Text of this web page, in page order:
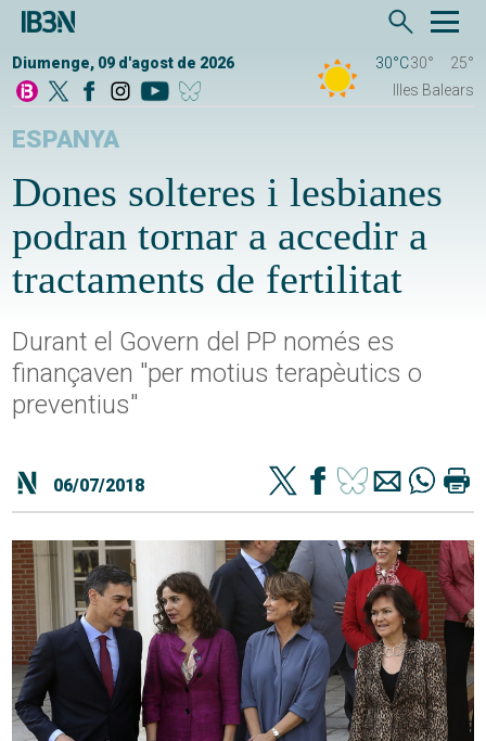
Diumenge, 09 d'agost de 2026 30°C30°
25°
Illes Balears
ESPANYA
Dones solteres i lesbianes
podran tornar a accedir a
tractaments de fertilitat
Durant el Govern del PP només es
finançaven "per motius terapèutics o
preventius"
06/07/2018